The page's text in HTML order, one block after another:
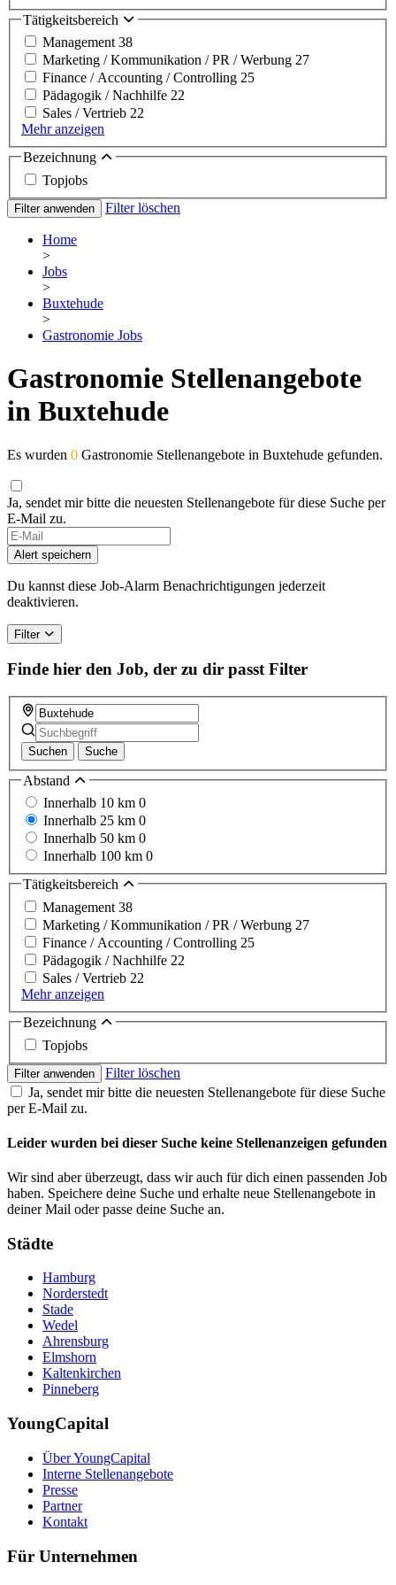
Tätigkeitsbereich
Management 38
Marketing / Kommunikation / PR / Werbung 27
Finance / Accounting / Controlling 25
Pädagogik / Nachhilfe 22
Sales / Vertrieb 22
Mehr anzeigen
Bezeichnung
Topjobs
Filter anwenden Filter löschen
Home
>
Jobs
>
Buxtehude
>
Gastronomie Jobs
Gastronomie Stellenangebote
in Buxtehude
Es wurden 0 Gastronomie Stellenangebote in Buxtehude gefunden.
Ja, sendet mir bitte die neuesten Stellenangebote für diese Suche per
E-Mail zu.
If
you
are
a
human,
this
field
Alert speichern
Du kannst diese Job-Alarm Benachrichtigungen jederzeit
deaktivieren.
Filter
Finde hier den Job, der zu dir passt Filter
Suchen Suche
Abstand
Innerhalb 10 km 0
Innerhalb 25 km 0
Innerhalb 50 km 0
Innerhalb 100 km 0
Tätigkeitsbereich
Management 38
Marketing / Kommunikation / PR / Werbung 27
Finance / Accounting / Controlling 25
Pädagogik / Nachhilfe 22
Sales / Vertrieb 22
Mehr anzeigen
Bezeichnung
Topjobs
Filter anwenden
Filter löschen
Ja, sendet mir bitte die neuesten Stellenangebote für diese Suche
per E-Mail zu.
Leider wurden bei dieser Suche keine Stellenanzeigen gefunden
Wir sind aber überzeugt, dass wir auch für dich einen passenden Job
haben. Speichere deine Suche und erhalte neue Stellenangebote in
deiner Mail oder passe deine Suche an.
Städte
Hamburg
Norderstedt
Stade
Wedel
Ahrensburg
Elmshorn
Kaltenkirchen
Pinneberg
YoungCapital
Über YoungCapital
Interne Stellenangebote
Presse
Partner
Kontakt
Für Unternehmen